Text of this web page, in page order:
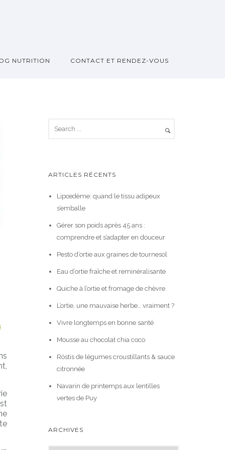
NUTRITION CONTACT ET RENDEZ-VOUS
ARTICLES RÉCENTS
Lipœdème: quand le tissu adipeux
s’emballe
Gérer son poids après 45 ans :
comprendre et s’adapter en douceur
Pesto d’ortie aux graines de tournesol
Eau d’ortie fraîche et reminéralisante
Quiche à l’ortie et fromage de chèvre
L’ortie, une mauvaise herbe… vraiment ?
Vivre longtemps en bonne santé
Mousse au chocolat chia coco
Röstis de légumes croustillants & sauce
citronnée
Navarin de printemps aux lentilles
vertes de Puy
ARCHIVES